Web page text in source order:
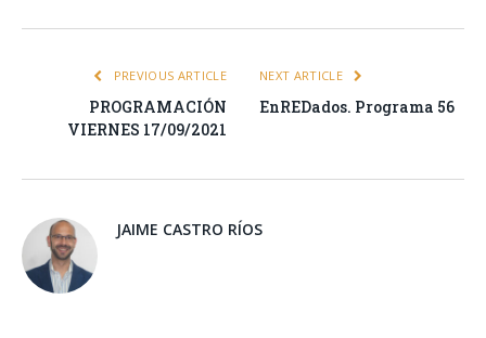
PREVIOUS ARTICLE
PROGRAMACIÓN
VIERNES 17/09/2021
NEXT ARTICLE
EnREDados. Programa 56
JAIME CASTRO RÍOS